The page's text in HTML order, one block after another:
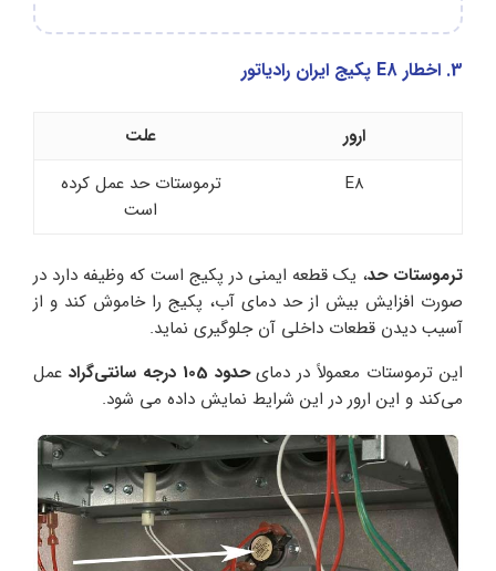
3. اخطار E8 پکیج ایران رادیاتور
ارور
علت
E8
ترموستات حد عمل کرده
است
ترموستات حد، یک قطعه ایمنی در پکیج است که وظیفه دارد در
صورت افزایش بیش از حد دمای آب، پکیج را خاموش کند و از
آسیب دیدن قطعات داخلی آن جلوگیری نماید.
این ترموستات معمولاً در دمایحدود 105 درجه سانتی‌گراد
عمل
می‌کند و این ارور در این شرایط نمایش داده می شود.